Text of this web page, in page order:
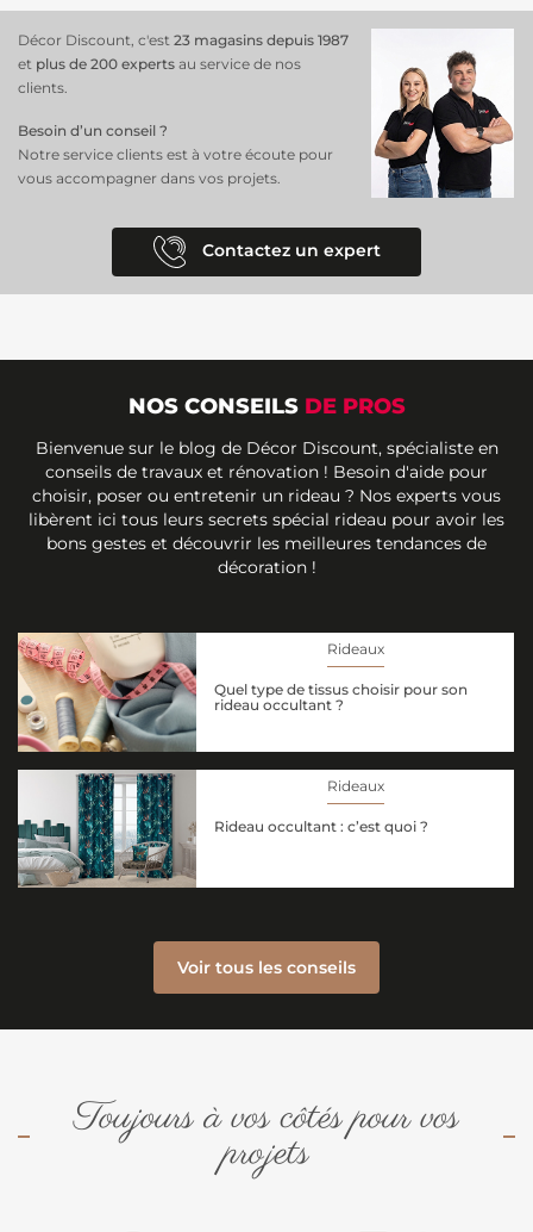
Décor Discount, c'est 23 magasins depuis 1987
et plus de 200 experts au service de nos
clients.
Besoin d’un conseil ?
Notre service clients est à votre écoute pour
vous accompagner dans vos projets.
Contactez un expert
NOS CONSEILS DE PROS
Bienvenue sur le blog de Décor Discount, spécialiste en
conseils de travaux et rénovation ! Besoin d'aide pour
choisir, poser ou entretenir un rideau ? Nos experts vous
libèrent ici tous leurs secrets spécial rideau pour avoir les
bons gestes et découvrir les meilleures tendances de
décoration !
Rideaux
Quel type de tissus choisir pour son
rideau occultant ?
Rideaux
Rideau occultant : c’est quoi ?
Voir tous les conseils
Toujours à vos côtés pour vos
projets